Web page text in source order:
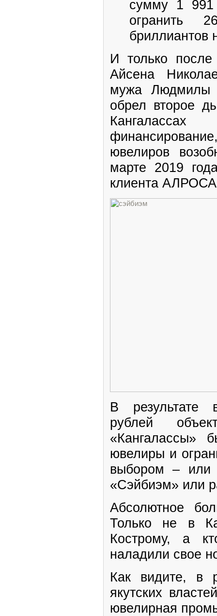
сумму 1
огранить
бриллиантов
И только
Айсена
мужа Людмилы
обрел второе
ювелиров
марте 2019
клиента
В результате
рублей
«Кангалассы»
ювелиры и
выбором – или
«Сэйбиэм» или
Абсолютное
Только не в
Кострому, а
наладили свое
Как видите, в
якутских
ювелирная